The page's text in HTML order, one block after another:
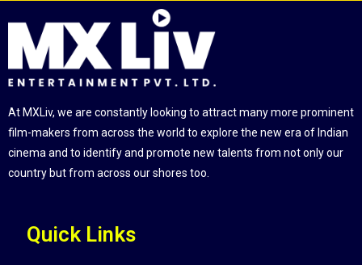
At MXLiv, we are constantly looking to attract many more prominent
film-makers from across the world to explore the new era of Indian
cinema and to identify and promote new talents from not only our
country but from across our shores too.
Quick Links